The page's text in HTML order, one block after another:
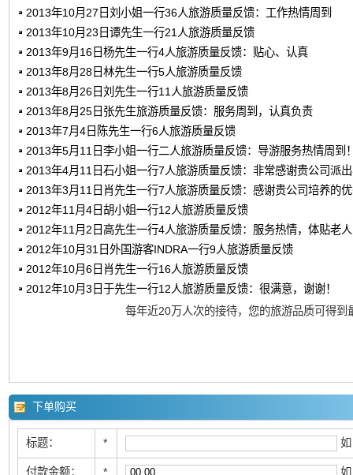
2013年10月27日刘小姐一行36人旅游质量反馈：工作热情周到
2013年10月23日谭先生一行21人旅游质量反馈
2013年9月16日杨先生一行4人旅游质量反馈：贴心、认真
2013年8月28日林先生一行5人旅游质量反馈
2013年8月26日刘先生一行11人旅游质量反馈
2013年8月25日张先生旅游质量反馈：服务周到，认真负责
2013年7月4日陈先生一行6人旅游质量反馈
2013年5月11日李小姐一行二人旅游质量反馈：导游服务热情周到
2013年4月11日石小姐一行7人旅游质量反馈：非常感谢贵公司派
2013年3月11日肖先生一行7人旅游质量反馈：感谢贵公司培养的
2012年11月4日胡小姐一行12人旅游质量反馈
2012年11月2日高先生一行4人旅游质量反馈：服务热情，体贴老
2012年10月31日外国游客INDRA一行9人旅游质量反馈
2012年10月6日肖先生一行16人旅游质量反馈
2012年10月3日于先生一行12人旅游质量反馈：很满意，谢谢！
每年近20万人次的接待，您的旅游品质可得到
下单购买
标题： *
付款金额： *